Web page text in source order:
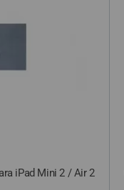
iPad Mini 2 / Air 2